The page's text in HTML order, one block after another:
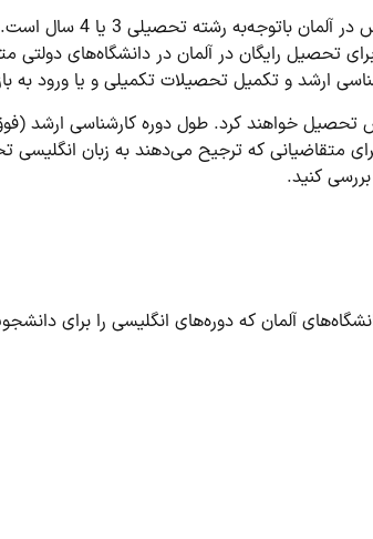
برای شرکت در دوره کارشناسی متقاضی باید
رایگان در آلمان در دانشگاه‌های دولتی
ارشد و تکمیل تحصیلات تکمیلی و یا ورود به
متقاضیانی که ترجیح می‌دهند به زبان
کنید.
آلمان که دوره‌های انگلیسی را برای